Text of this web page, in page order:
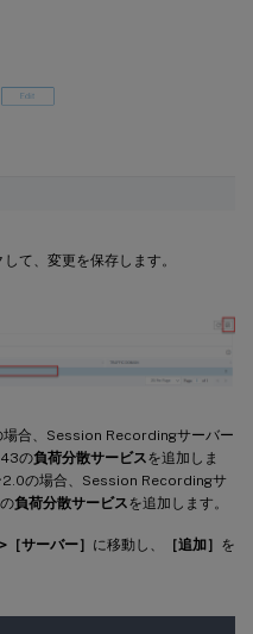
て、変更を保存します。
合、Session Recordingサーバー
の負荷分散サービスを追加しま
の場合、Session Recordingサ
負荷分散サービスを追加します。
サーバー］ に移動し、 ［追加］ を